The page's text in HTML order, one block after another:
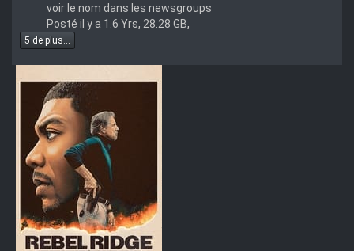
voir le nom dans les newsgroups
Posté il y a 1.6 Yrs, 28.28 GB,
5 de plus...